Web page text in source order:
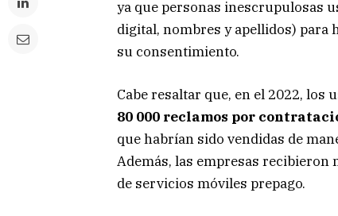
ya que personas inescrupulosas
digital, nombres y apellidos) para
su consentimiento.
Cabe resaltar que, en el 2022, los
80 000 reclamos por
que habrían sido vendidas de
Además, las empresas recibieron
de servicios móviles prepago.